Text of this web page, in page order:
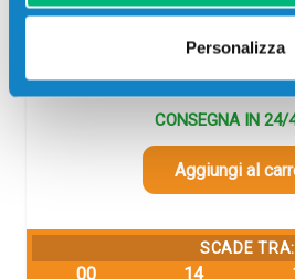
Personalizza
DESIGNJET…
CONSEGNA IN 24/
Aggiungi al
SCADE TRA:
00 14